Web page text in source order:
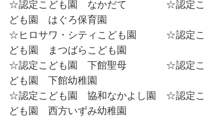
☆認定こども園 なかだて ☆認定こ
ども園 はぐろ保育園
☆ヒロサワ・シティこども園 ☆認定こ
ども園 まつばらこども園
☆認定こども園 下館聖母 ☆認定こ
ども園 下館幼稚園
☆認定こども園 協和なかよし園 ☆認定こ
ども園 西方いずみ幼稚園